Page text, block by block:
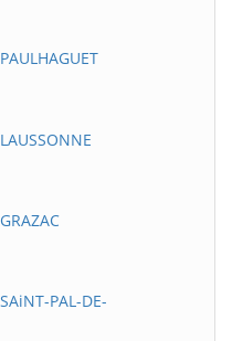
PAL-DE-